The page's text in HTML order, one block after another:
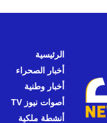
الرئيسية
أخبار الصحراء
أخبار وطنية
أصوات نيوز TV
أنشطة ملكية